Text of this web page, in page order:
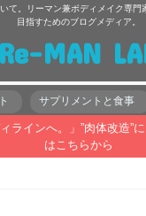
て。リーマン兼ボディメイク専門
目指すためのブログメディア。
Re-MAN
サプリメントと食事
ラインへ。」”肉体改造”
はこちらから